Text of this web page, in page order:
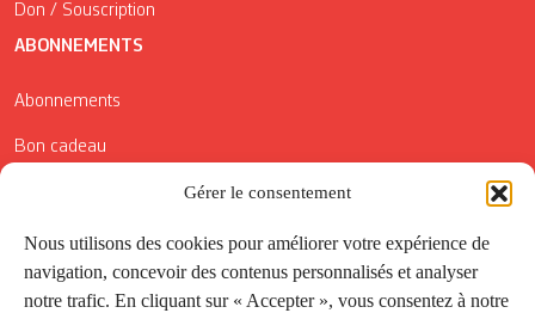
Gérer le consentement
Nous utilisons des cookies pour améliorer votre expérience de
navigation, concevoir des contenus personnalisés et analyser
notre trafic. En cliquant sur « Accepter », vous consentez à notre
Don / Souscription
ABONNEMENTS
Abonnements
Bon cadeau
Conditions générales de vente
Réductions de la Carte Côté Courrier
Application